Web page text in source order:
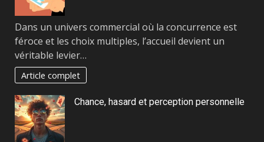
Dans un univers commercial où la concurrence est
féroce et les choix multiples, l’accueil devient un
véritable levier…
Article complet
Chance, hasard et perception personnelle